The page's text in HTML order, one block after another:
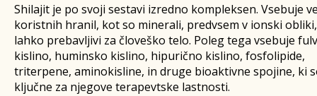
Shilajit je po svoji sestavi izredno kompleksen. Vsebuje
koristnih hranil, kot so minerali, predvsem v ionski
lahko prebavljivi za človeško telo. Poleg tega vsebuje
kislino, huminsko kislino, hipurično kislino, fosfolipide,
triterpene, aminokisline, in druge bioaktivne spojine, ki
ključne za njegove terapevtske lastnosti.